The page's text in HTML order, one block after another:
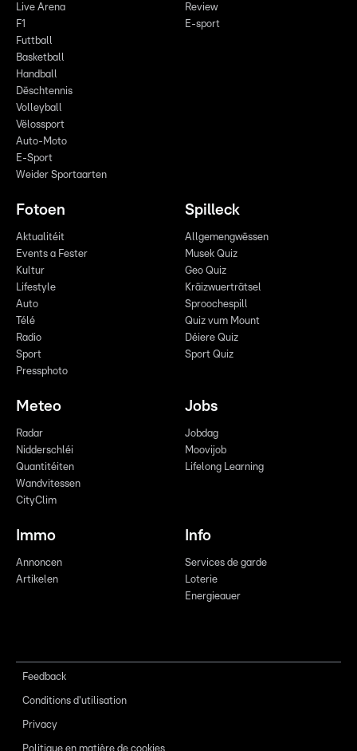
Live Arena
F1
Futtball
Basketball
Handball
Dëschtennis
Volleyball
Vëlossport
Auto-Moto
E-Sport
Weider Sportaarten
Review
E-sport
Fotoen
Aktualitéit
Events a Fester
Kultur
Lifestyle
Auto
Télé
Radio
Sport
Pressphoto
Spilleck
Allgemengwëssen
Musek Quiz
Geo Quiz
Kräizwuerträtsel
Sproochespill
Quiz vum Mount
Déiere Quiz
Sport Quiz
Meteo
Radar
Nidderschléi
Quantitéiten
Wandvitessen
CityClim
Jobs
Jobdag
Moovijob
Lifelong Learning
Immo
Annoncen
Artikelen
Info
Services de garde
Loterie
Energieauer
Feedback
Conditions d'utilisation
Privacy